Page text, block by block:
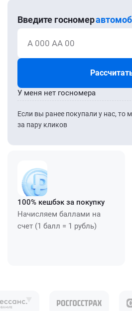
Введите госномер
А 000 АА 00
Если вы ранее покупали у нас, то
за пару кликов
У меня нет госномера
100% кешбэк за покупку
Начисляем баллами на
счет (1 балл = 1 рубль)